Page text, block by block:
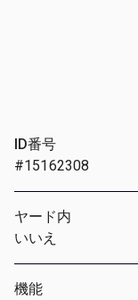
ID番号
#15162308
ヤード内
いいえ
機能